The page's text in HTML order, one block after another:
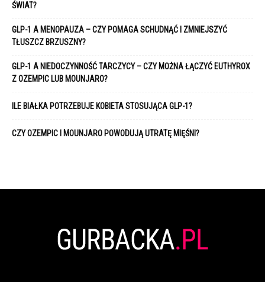
ŚWIAT?
GLP-1 A MENOPAUZA – CZY POMAGA SCHUDNĄĆ I ZMNIEJSZYĆ
TŁUSZCZ BRZUSZNY?
GLP-1 A NIEDOCZYNNOŚĆ TARCZYCY – CZY MOŻNA ŁĄCZYĆ EUTHYROX
Z OZEMPIC LUB MOUNJARO?
ILE BIAŁKA POTRZEBUJE KOBIETA STOSUJĄCA GLP-1?
CZY OZEMPIC I MOUNJARO POWODUJĄ UTRATĘ MIĘŚNI?